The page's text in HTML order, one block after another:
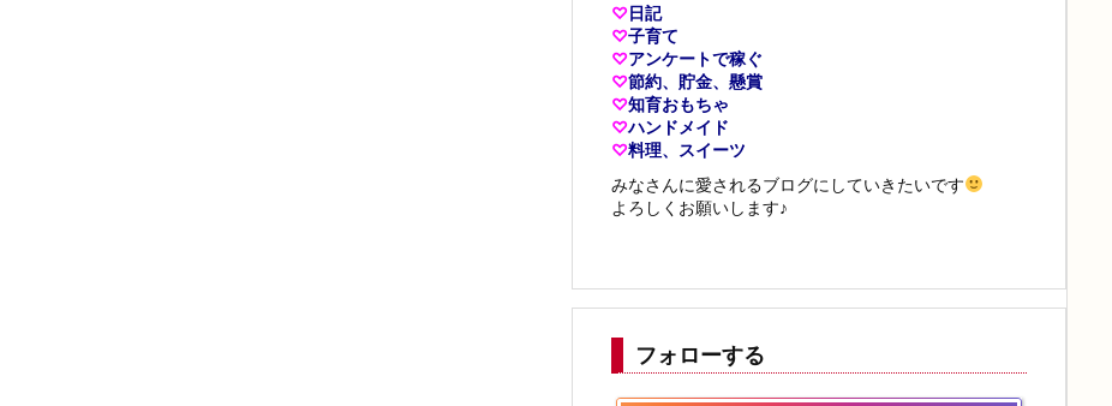
♡日記
♡子育て
♡アンケートで稼ぐ
♡節約、貯金、懸賞
♡知育おもちゃ
♡ハンドメイド
♡料理、スイーツ
みなさんに愛されるブログにしていきたいです
よろしくお願いします♪
フォローする